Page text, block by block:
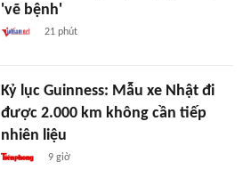
'vẽ bệnh'
21 phút
Kỷ lục Guinness: Mẫu xe Nhật đi
được 2.000 km không cần tiếp
nhiên liệu
9 giờ